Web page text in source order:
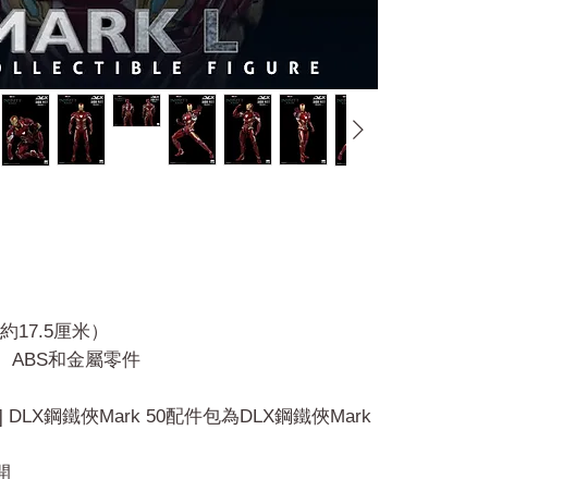
17.5厘米）
ABS和金屬零件
DLX鋼鐵俠Mark 50配件包為DLX鋼鐵俠Mark